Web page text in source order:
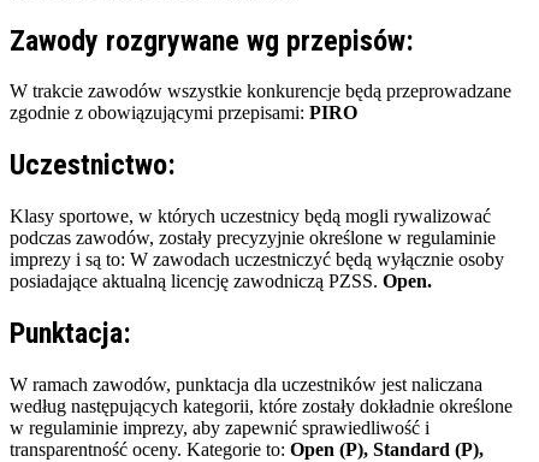
Zawody rozgrywane wg przepisów:
W trakcie zawodów wszystkie konkurencje będą przeprowadzane
zgodnie z obowiązującymi przepisami: PIRO
Uczestnictwo:
Klasy sportowe, w których uczestnicy będą mogli rywalizować
podczas zawodów, zostały precyzyjnie określone w regulaminie
imprezy i są to: W zawodach uczestniczyć będą wyłącznie osoby
posiadające aktualną licencję zawodniczą PZSS. Open.
Punktacja:
W ramach zawodów, punktacja dla uczestników jest naliczana
według następujących kategorii, które zostały dokładnie określone
w regulaminie imprezy, aby zapewnić sprawiedliwość i
transparentność oceny. Kategorie to: Open (P), Standard (P),